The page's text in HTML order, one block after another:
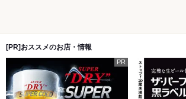
[PR]おススメのお店・情報
PR